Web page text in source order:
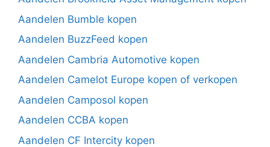
Aandelen Bumble kopen
Aandelen BuzzFeed kopen
Aandelen Cambria Automotive kopen
Aandelen Camelot Europe kopen of verkopen
Aandelen Camposol kopen
Aandelen CCBA kopen
Aandelen CF Intercity kopen